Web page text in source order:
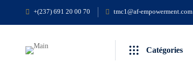
+(237) 691 20 00 70 tmc1@af-empowerment.com
Catégories